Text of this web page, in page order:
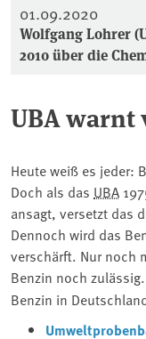
01.09.2020
Wolfgang Lohrer
2010 über die
UBA warnt
Heute weiß es jeder:
Doch als das UBA
ansagt, versetzt das
Dennoch wird das
verschärft. Nur noch
Benzin noch
Benzin in